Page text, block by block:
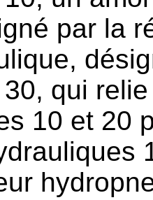
par la
qui
10 et 20